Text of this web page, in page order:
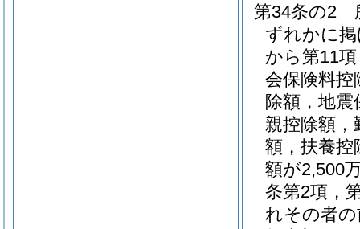
第34条の2
ずれかに
から第11
会保険料控
除額，地
親控除額，
額，扶養控
額が2,500
条第2項，
れその者